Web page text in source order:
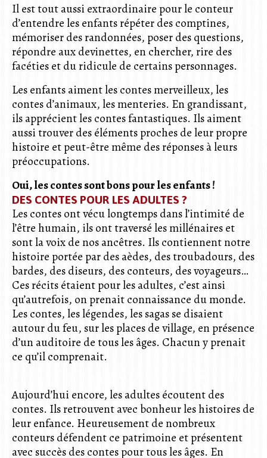
Il est tout aussi extraordinaire pour le conteur
d’entendre les enfants répéter des comptines,
mémoriser des randonnées, poser des questions,
répondre aux devinettes, en chercher, rire des
facéties et du ridicule de certains personnages.
Les enfants aiment les contes merveilleux, les
contes d’animaux, les menteries. En grandissant,
ils apprécient les contes fantastiques. Ils aiment
aussi trouver des éléments proches de leur propre
histoire et peut-être même des réponses à leurs
préoccupations.
Oui, les contes sont bons pour les enfants !
DES CONTES POUR LES ADULTES ?
Les contes ont vécu longtemps dans l’intimité de
l’être humain, ils ont traversé les millénaires et
sont la voix de nos ancêtres. Ils contiennent notre
histoire portée par des aèdes, des troubadours, des
bardes, des diseurs, des conteurs, des voyageurs…
Ces récits étaient pour les adultes, c’est ainsi
qu’autrefois, on prenait connaissance du monde.
Les contes, les légendes, les sagas se disaient
autour du feu, sur les places de village, en présence
d’un auditoire de tous les âges. Chacun y prenait
ce qu’il comprenait.
Aujourd’hui encore, les adultes écoutent des
contes. Ils retrouvent avec bonheur les histoires de
leur enfance. Heureusement de nombreux
conteurs défendent ce patrimoine et présentent
avec succès des contes pour tous les âges. En